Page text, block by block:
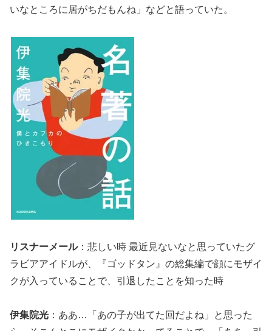
いなところに居がちだもんね」などと語っていた。
リスナーメール：悲しい時 最近見ないなと思っていたグ
ラビアアイドルが、『ゴッドタン』の総集編で顔にモザイ
クが入っていることで、引退したことを知った時
伊集院光 ：ああ…「あの子が出てた回だよね」と思った